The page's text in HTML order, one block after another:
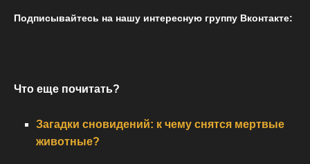
Подписывайтесь на нашу интересную группу Вконтакте:
Что еще почитать?
Загадки сновидений: к чему снятся мертвые
животные?